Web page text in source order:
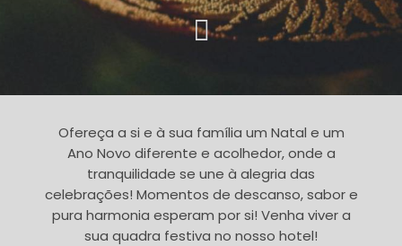
Ofereça a si e à sua família um Natal e um
Ano Novo diferente e acolhedor, onde a
tranquilidade se une à alegria das
celebrações! Momentos de descanso, sabor e
pura harmonia esperam por si! Venha viver a
sua quadra festiva no nosso hotel!